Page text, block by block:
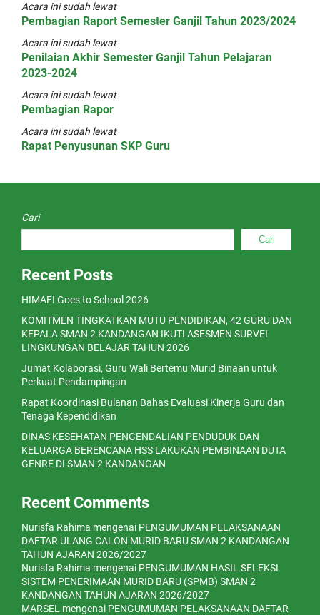
Acara ini sudah lewat
Pembagian Raport Semester Ganjil Tahun 2023/2024
Acara ini sudah lewat
Penilaian Akhir Semester Ganjil Tahun Pelajaran
2023-2024
Acara ini sudah lewat
Pembagian Rapor
Acara ini sudah lewat
Rapat Penyusunan SKP Guru
Cari
Cari
Recent Posts
HIMAFI Goes to School 2026
KOMITMEN TINGKATKAN MUTU PENDIDIKAN, 42 GURU DAN
KEPALA SMAN 2 KANDANGAN IKUTI ASESMEN SURVEI
LINGKUNGAN BELAJAR TAHUN 2026
Jumat Kolaborasi, Guru Wali Bertemu Murid Binaan untuk
Perkuat Pendampingan
Rapat Koordinasi Bulanan Bahas Evaluasi Kinerja Guru dan
Tenaga Kependidikan
DINAS KESEHATAN PENGENDALIAN PENDUDUK DAN
KELUARGA BERENCANA HSS LAKUKAN PEMBINAAN DUTA
GENRE DI SMAN 2 KANDANGAN
Recent Comments
Nurisfa Rahima mengenai PENGUMUMAN PELAKSANAAN
DAFTAR ULANG CALON MURID BARU SMAN 2 KANDANGAN
TAHUN AJARAN 2026/2027
Nurisfa Rahima mengenai PENGUMUMAN HASIL SELEKSI
SISTEM PENERIMAAN MURID BARU (SPMB) SMAN 2
KANDANGAN TAHUN AJARAN 2026/2027
MARSEL mengenai PENGUMUMAN PELAKSANAAN DAFTAR